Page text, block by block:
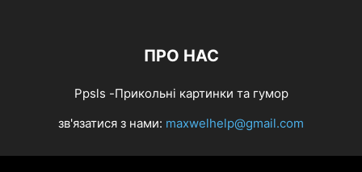
ПРО НАС
Ppsls -Прикольні картинки та гумор
зв'язатися з нами: maxwelhelp@gmail.com